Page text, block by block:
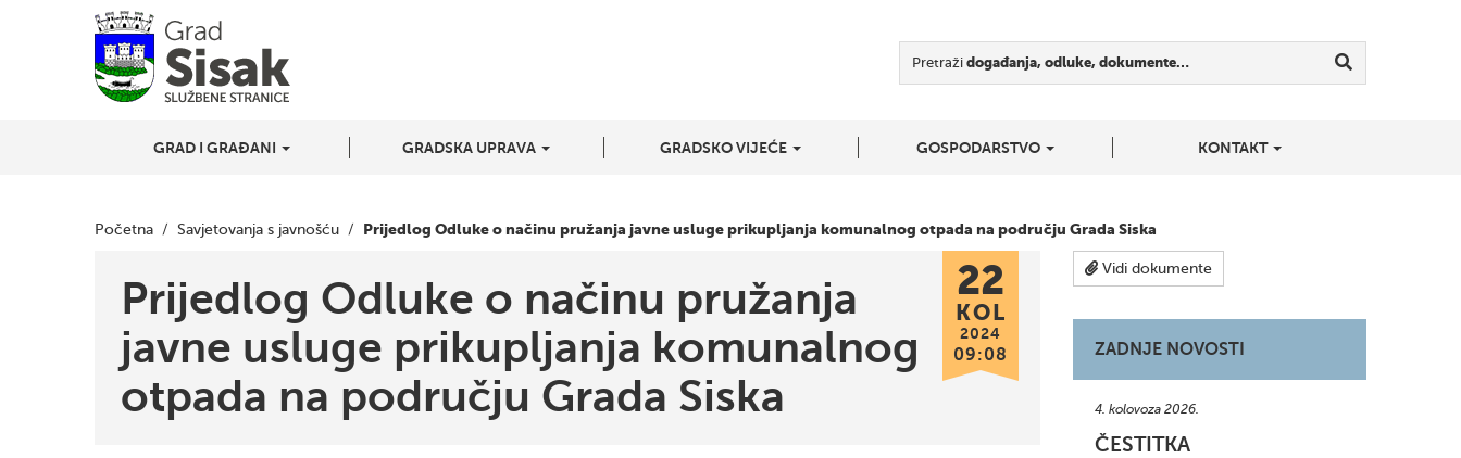
Pretraži događanja, odluke, dokumente…
GRAD I GRAĐANI GRADSKA UPRAVA GRADSKO VIJEĆE GOSPODARSTVO KONTAKT
Početna / Savjetovanja s javnošću / Prijedlog Odluke o načinu pružanja javne usluge prikupljanja komunalnog otpada na području Grada Siska
Prijedlog Odluke o načinu pružanja
javne usluge prikupljanja komunalnog
otpada na području Grada Siska
22
KOL
2024
09:08
Vidi dokumente
ZADNJE NOVOSTI
4. kolovoza 2026.
ČESTITKA